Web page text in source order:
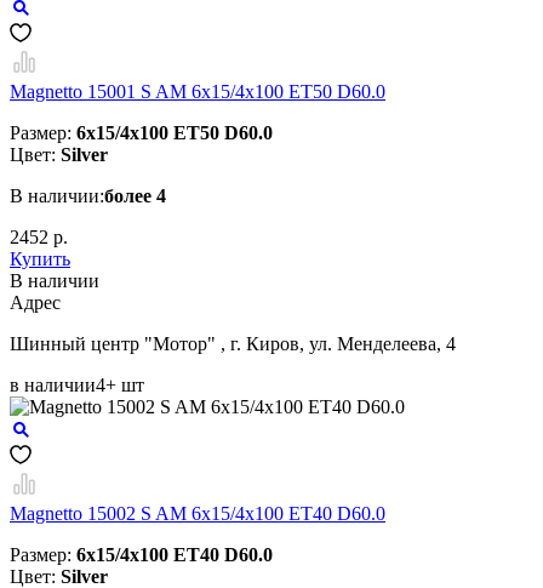
Magnetto 15001 S AM 6x15/4x100 ET50 D60.0
Размер: 6x15/4x100 ET50 D60.0
Цвет: Silver
В наличии:более 4
2452 р.
Купить
В наличии
Aдрес
Шинный центр "Мотор" , г. Киров, ул. Менделеева, 4
в наличии4+ шт
Magnetto 15002 S AM 6x15/4x100 ET40 D60.0
Размер: 6x15/4x100 ET40 D60.0
Цвет: Silver